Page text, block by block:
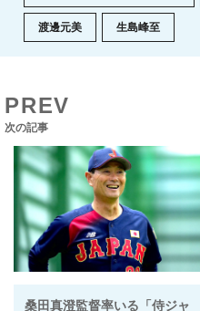
渡邊元美 生島峰至
PREV
次の記事
桑田真澄監督率いる「侍ジャ